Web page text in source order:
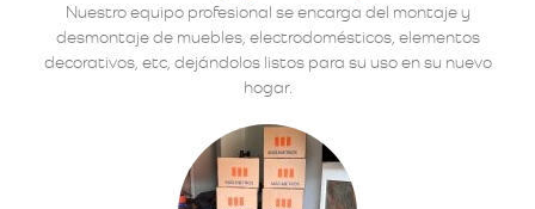
Nuestro equipo profesional se encarga del montaje y
desmontaje de muebles, electrodomésticos, elementos
decorativos, etc, dejándolos listos para su uso en su nuevo
hogar.